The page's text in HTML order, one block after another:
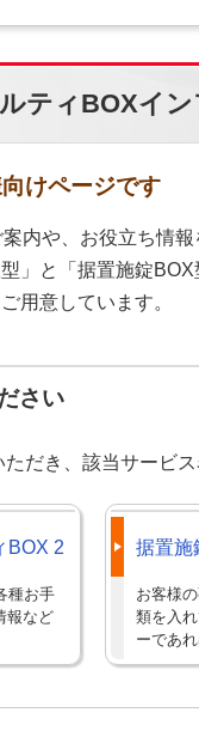
ティBOXイン
けページです
内や、お役立ち情報
」と「据置施錠BOX
用意しています。
さい
だき、該当サービス
BOX 2
種お手
報など
据置施
お客様
類を入
ーであ